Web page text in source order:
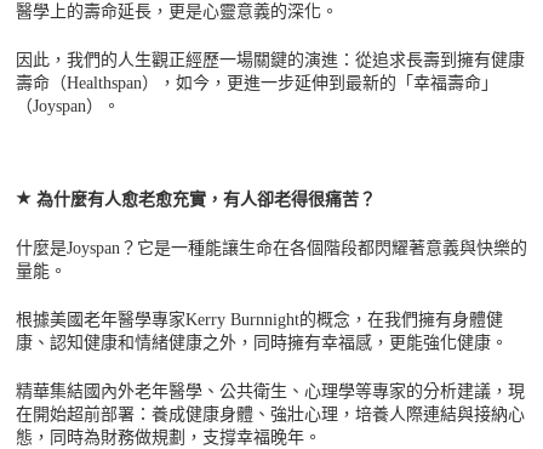
醫學上的壽命延長，更是心靈意義的深化。
因此，我們的人生觀正經歷一場關鍵的演進：從追求長壽到擁有健康
壽命（Healthspan），如今，更進一步延伸到最新的「幸福壽命」
（Joyspan）。
★為什麼有人愈老愈充實，有人卻老得很痛苦？
什麼是Joyspan ？它是一種能讓生命在各個階段都閃耀著意義與快樂的
量能。
根據美國老年醫學專家Kerry Burnnight的概念，在我們擁有身體健
康、認知健康和情緒健康之外，同時擁有幸福感，更能強化健康。
精華集結國內外老年醫學、公共衛生、心理學等專家的分析建議，現
在開始超前部署：養成健康身體、強壯心理，培養人際連結與接納心
態，同時為財務做規劃，支撐幸福晚年。